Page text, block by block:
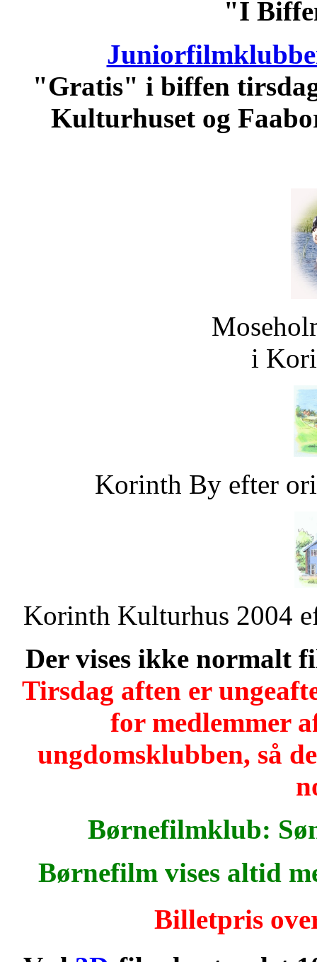
"I
"Gratis" i biffen
Kulturhuset og
i
Korinth By efter
Korinth Kulturhus 2004
Der vises ikke normalt
Tirsdag aften er
for medlemmer
ungdomsklubben, så
Børnefilmklub:
Børnefilm vises altid
Billetpris